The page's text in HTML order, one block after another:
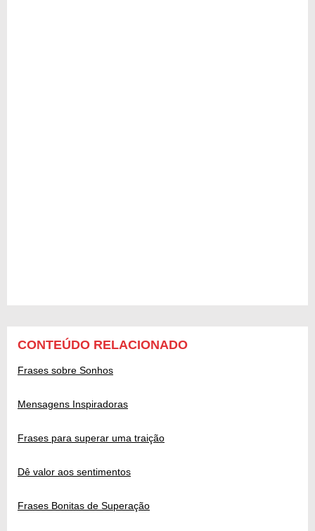
CONTEÚDO RELACIONADO
Frases sobre Sonhos
Mensagens Inspiradoras
Frases para superar uma traição
Dê valor aos sentimentos
Frases Bonitas de Superação